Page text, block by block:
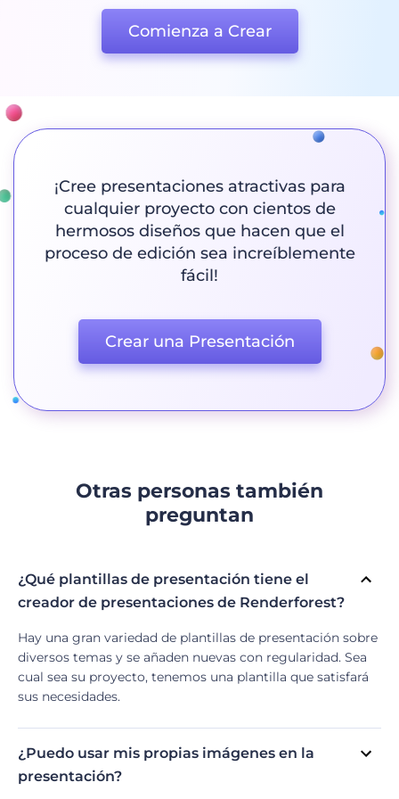
Comienza a Crear
¡Cree presentaciones atractivas para
cualquier proyecto con cientos de
hermosos diseños que hacen que el
proceso de edición sea increíblemente
fácil!
Crear una Presentación
Otras personas también
preguntan
¿Qué plantillas de presentación tiene el
creador de presentaciones de Renderforest?
Hay una gran variedad de plantillas de presentación sobre
diversos temas y se añaden nuevas con regularidad. Sea
cual sea su proyecto, tenemos una plantilla que satisfará
sus necesidades.
¿Puedo usar mis propias imágenes en la
presentación?